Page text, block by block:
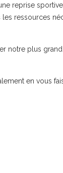
reprise
ressources
notre plus
en vous